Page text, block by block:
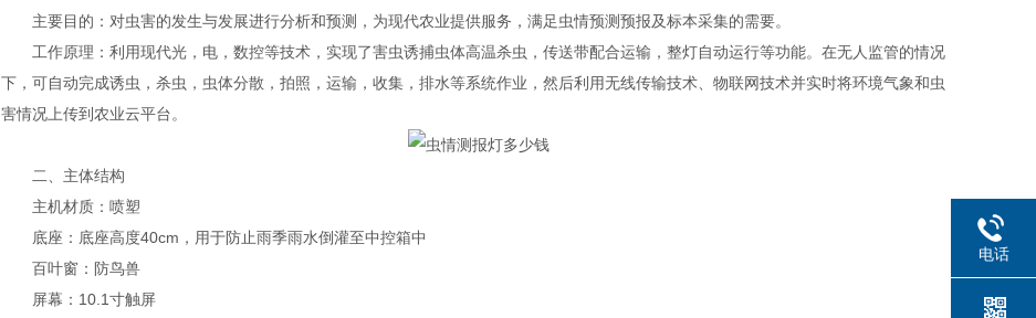
主要目的：对虫害的发生与发展进行分析和预测，为现代农业提供服务，满足虫情预测预报及标本采集的需要。
工作原理：利用现代光，电，数控等技术，实现了害虫诱捕虫体高温杀虫，传送带配合运输，整灯自动运行等功能。在无人监管的情况
下，可自动完成诱虫，杀虫，虫体分散，拍照，运输，收集，排水等系统作业，然后利用无线传输技术、物联网技术并实时将环境气象和虫
害情况上传到农业云平台。
二、主体结构
主机材质：喷塑
底座：底座高度40cm，用于防止雨季雨水倒灌至中控箱中
百叶窗：防鸟兽
屏幕：10.1寸触屏
电话